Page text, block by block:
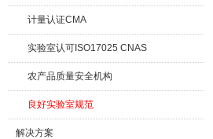
计量认证CMA
实验室认可ISO17025 CNAS
农产品质量安全机构
良好实验室规范
解决方案